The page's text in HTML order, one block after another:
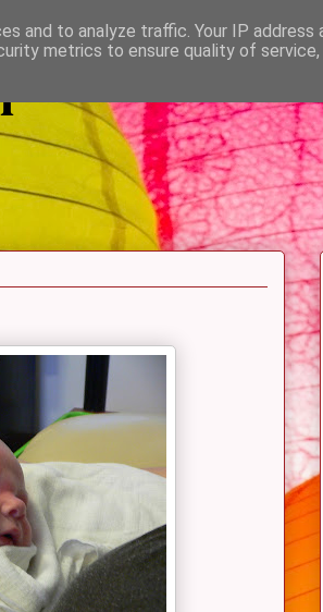
and to analyze traffic. Your IP address
metrics to ensure quality of